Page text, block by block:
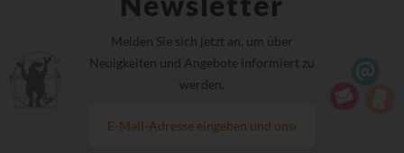
Melden Sie sich jetzt an, um über
Neuigkeiten und Angebote informiert zu
werden.